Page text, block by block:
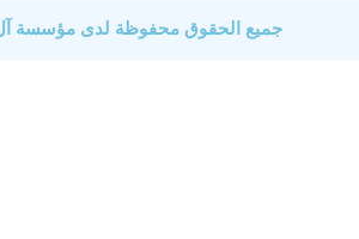
جميع الحقوق محفوظة لدى مؤسسة آل مطلق 2023